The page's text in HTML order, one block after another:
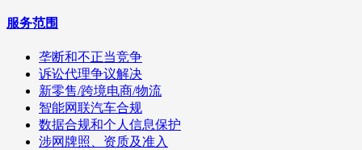
服务范围
垄断和不正当竞争
诉讼代理争议解决
新零售/跨境电商/物流
智能网联汽车合规
数据合规和个人信息保护
涉网牌照、资质及准入